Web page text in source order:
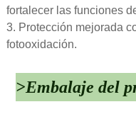
fortalecer las funciones
3. Protección mejorada
fotooxidación.
>Embalaje del